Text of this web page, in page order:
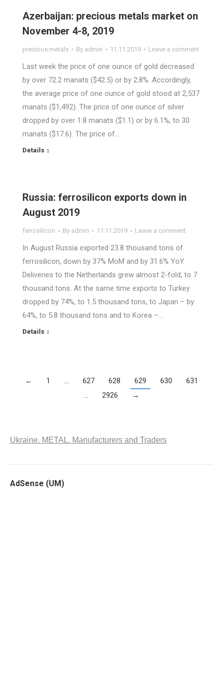
Azerbaijan: precious metals market on
November 4-8, 2019
precious metals By admin 11.11.2019 Leave a comment
Last week the price of one ounce of gold decreased
by over 72.2 manats ($42.5) or by 2.8%. Accordingly,
the average price of one ounce of gold stood at 2,537
manats ($1,492). The price of one ounce of silver
dropped by over 1.8 manats ($1.1) or by 6.1%, to 30
manats ($17.6). The price of…
Details
Russia: ferrosilicon exports down in
August 2019
ferrosilicon By admin 11.11.2019 Leave a comment
In August Russia exported 23.8 thousand tons of
ferrosilicon, down by 37% MoM and by 31.6% YoY.
Deliveries to the Netherlands grew almost 2-fold, to 7
thousand tons. At the same time exports to Turkey
dropped by 74%, to 1.5 thousand tons, to Japan – by
64%, to 5.8 thousand tons and to Korea –…
Details
← 1 … 627 628 629 630
631
…
2926 →
Ukraine. METAL. Manufacturers and Traders
AdSense (UM)